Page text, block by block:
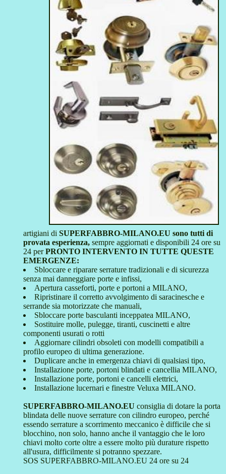
artigiani di SUPERFABBRO-MILANO.EU sono tutti di
provata esperienza,sempre aggiornati e disponibili 24 ore su
24 perPRONTO INTERVENTO IN TUTTE QUESTE
EMERGENZE:
Sbloccare e riparare serrature tradizionali e di sicurezza
senza mai danneggiare porte e infissi,
Apertura casseforti, porte e portoni a MILANO,
Ripristinare il corretto avvolgimento di saracinesche e
serrande sia motorizzate che manuali,
Sbloccare porte basculanti inceppatea MILANO,
Sostituire molle, pulegge, tiranti, cuscinetti e altre
componenti usurati o rotti
Aggiornare cilindri obsoleti con modelli compatibili a
profilo europeo di ultima generazione.
Duplicare anche in emergenza chiavi di qualsiasi tipo,
Installazione porte, portoni blindati e cancellia MILANO,
Installazione porte, portoni e cancelli elettrici,
Installazione lucernari e finestre Veluxa MILANO.
SUPERFABBRO-MILANO.EU consiglia di dotare la porta
blindata delle nuove serrature con cilindro europeo, perché
essendo serrature a scorrimento meccanico è difficile che si
blocchino, non solo, hanno anche il vantaggio che le loro
chiavi molto corte oltre a essere molto più durature rispetto
all'usura, difficilmente si potranno spezzare.
SOS SUPERFABBRO-MILANO.EU 24 ore su 24